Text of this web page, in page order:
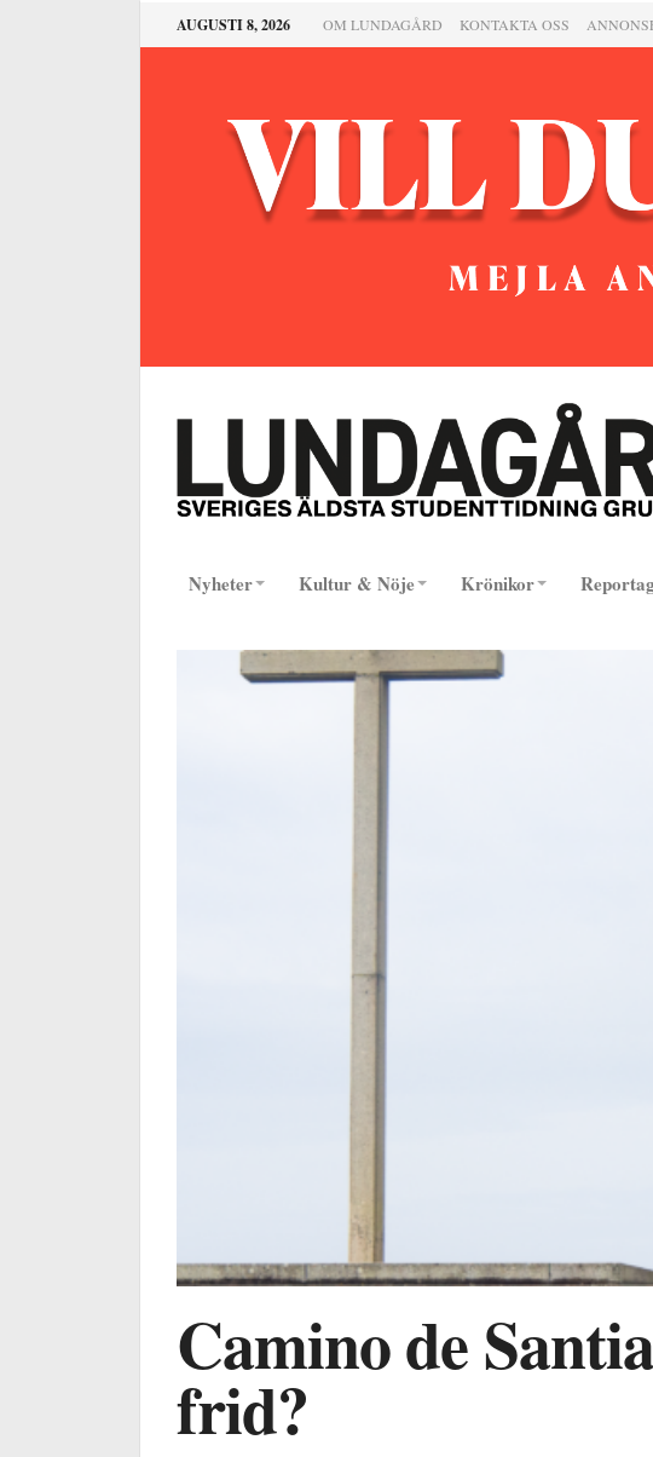
AUGUSTI 8, 2026 OM LUNDAGÅRD KONTAKTA OSS
Nyheter Kultur & Nöje Krönikor
Camino de
frid?